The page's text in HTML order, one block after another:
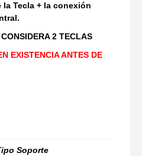
Tecla + la conexión
2 TECLAS
EXISTENCIA ANTES DE
Soporte